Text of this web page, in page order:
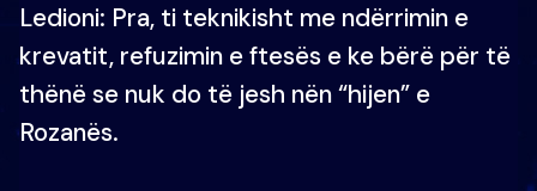
Ledioni: Pra, ti teknikisht me ndërrimin e
krevatit, refuzimin e ftesës e ke bërë për të
thënë se nuk do të jesh nën “hijen” e
Rozanës.